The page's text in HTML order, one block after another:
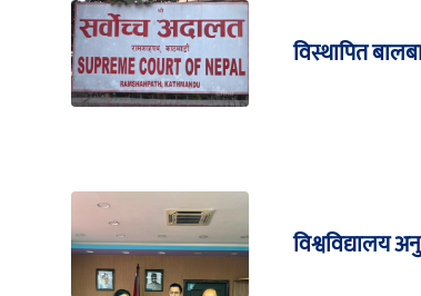
विस्थापित
विश्वविद्यालय